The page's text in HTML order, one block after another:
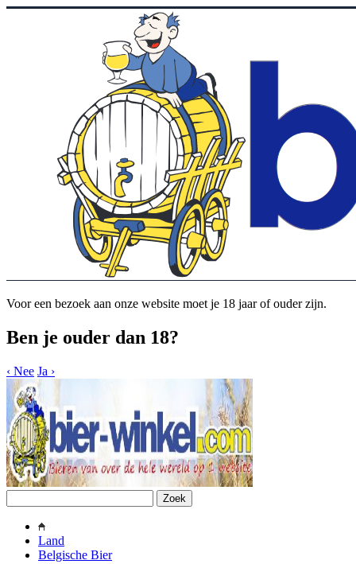
Voor een bezoek aan onze website moet je 18 jaar of ouder zijn.
Ben je ouder dan 18?
‹ Nee Ja ›
Land
Belgische Bier